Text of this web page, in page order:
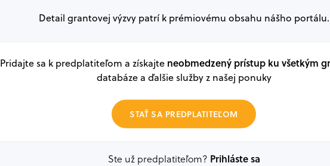
V databáze grantov a dotácií na portáli
plánu obnovy a ďalších zdrojov.
Akákoľvek právnická osoba, t. j. verejný alebo
ako aj mimovládne organizácie zriadené ako
alebo akákoľvek medzinárodná organizácia, orgán
Detail grantovej výzvy patrí k prémiovému obsahu nášho portálu.
Pridajte sa k predplatiteľom a získajte neobmedzený prístup ku všetkým
databáze a ďalšie služby z našej ponuky
STAŤ SA PREDPLATITEĽOM
Ste už predplatiteľom? Prihláste sa